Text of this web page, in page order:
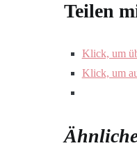
Teilen
Klick, um
Klick, um